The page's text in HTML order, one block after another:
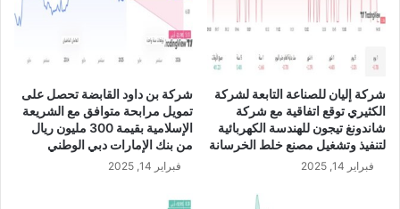
ص
ا
و
ي
ا
N
U
S
D
شركة إليان للصناعة التابعة لشركة
الكثيري توقع اتفاقية مع شركة
شاندونغ تيجون للهندسة الكهربائية
لتنفيذ وتشغيل مصنع خلط الخرسانة
فبراير 14, 2025
شركة بن داود القابضة تحصل على
تمويل مرابحة متوافق مع الشريعة
الإسلامية بقيمة 300 مليون ريال
من بنك الإمارات دبي الوطني
فبراير 14, 2025